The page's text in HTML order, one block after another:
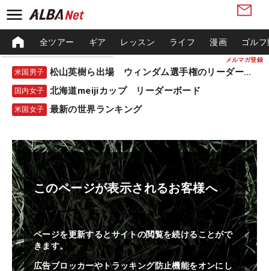
メルマガ登録
全ツアー ギア レッスン ライフ 漫画 ゴル
米国男子 松山英樹ら出場 ウィンダム選手権のリーダーボード
国内女子 北海道meijiカップ リーダーボード
米国女子 最新の世界ランキング
このページが表示されるお客様へ
ページを更新するとサイトの閲覧を続けることがで
きます。
広告ブロッカーやトラッキング防止機能をオンにし